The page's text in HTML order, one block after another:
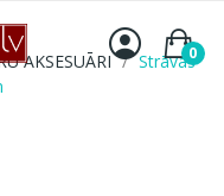
0
AKSESUĀRI
Strāvas